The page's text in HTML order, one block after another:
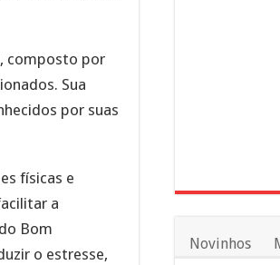
composto por
Sua
por suas
físicas e
a
Bom
o estresse,
Novinhos